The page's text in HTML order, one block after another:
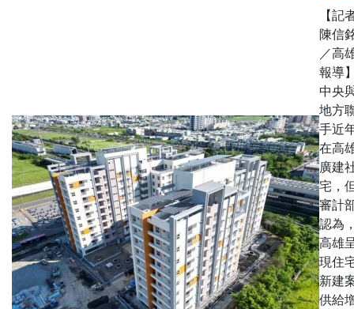
【記
陳信
／高
報導
中央
地方
手近
在高
廣建
宅，
審計
認為
高雄
現住
新建
供給